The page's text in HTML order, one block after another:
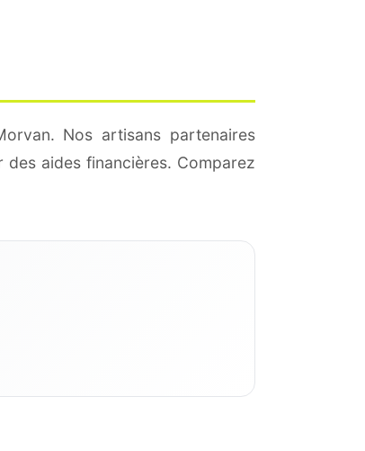
Nos artisans partenaires
aides financières. Comparez